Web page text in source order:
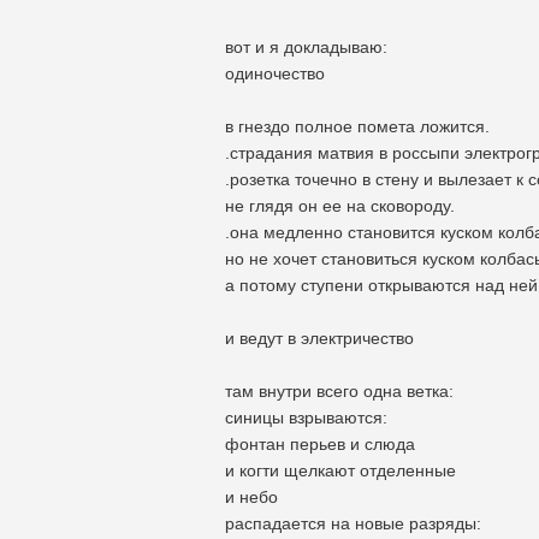
вот и я докладываю:
одиночество
в гнездо полное помета ложится.
.страдания матвия в россыпи
.розетка точечно в стену и вылезает к
не глядя он ее на сковороду.
.она медленно становится куском
но не хочет становиться куском
а потому ступени открываются над ней
и ведут в электричество
там внутри всего одна ветка:
синицы взрываются:
фонтан перьев и слюда
и когти щелкают отделенные
и небо
распадается на новые разряды: